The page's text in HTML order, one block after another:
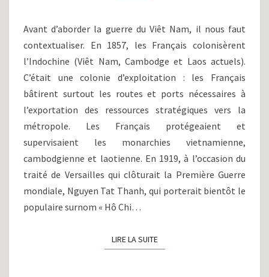
AMÉRICAINE
ET
GUERRE
FROIDE
(1919-
1954)
Avant d’aborder la guerre du Viêt Nam, il nous faut
contextualiser. En 1857, les Français colonisèrent
l’Indochine (Viêt Nam, Cambodge et Laos actuels).
C’était une colonie d’exploitation : les Français
bâtirent surtout les routes et ports nécessaires à
l’exportation des ressources stratégiques vers la
métropole. Les Français protégeaient et
supervisaient les monarchies vietnamienne,
cambodgienne et laotienne. En 1919, à l’occasion du
traité de Versailles qui clôturait la Première Guerre
mondiale, Nguyen Tat Thanh, qui porterait bientôt le
populaire surnom « Hô Chi…
LIRE LA SUITELIRE LA SUITE